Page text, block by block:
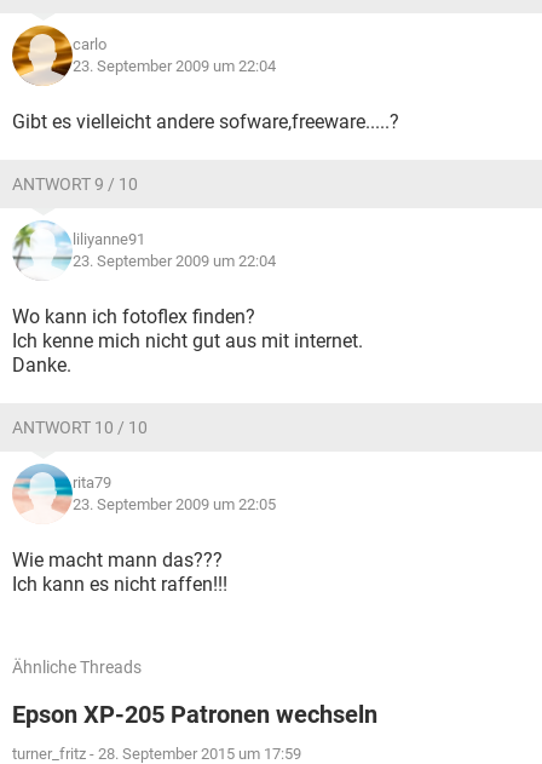
carlo
23. September 2009 um 22:04
Gibt es vielleicht andere sofware,freeware.....?
ANTWORT 9 / 10
liliyanne91
23. September 2009 um 22:04
Wo kann ich fotoflex finden?
Ich kenne mich nicht gut aus mit internet.
Danke.
ANTWORT 10 / 10
rita79
23. September 2009 um 22:05
Wie macht mann das???
Ich kann es nicht raffen!!!
Ähnliche Threads
Epson XP-205 Patronen wechseln
turner_fritz - 28. September 2015 um 17:59